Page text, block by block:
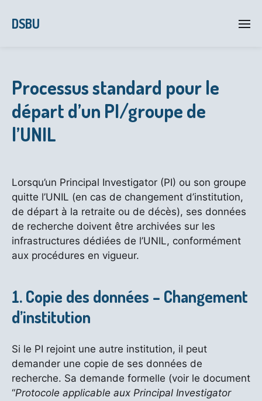
DSBU
Processus standard pour le
départ d’un PI/groupe de
l’UNIL
Lorsqu’un Principal Investigator (PI) ou son groupe
quitte l’UNIL (en cas de changement d’institution,
de départ à la retraite ou de décès), ses données
de recherche doivent être archivées sur les
infrastructures dédiées de l’UNIL, conformément
aux procédures en vigueur.
1. Copie des données – Changement
d’institution
Si le PI rejoint une autre institution, il peut
demander une copie de ses données de
recherche. Sa demande formelle (voir le document
“Protocole applicable aux Principal Investigator